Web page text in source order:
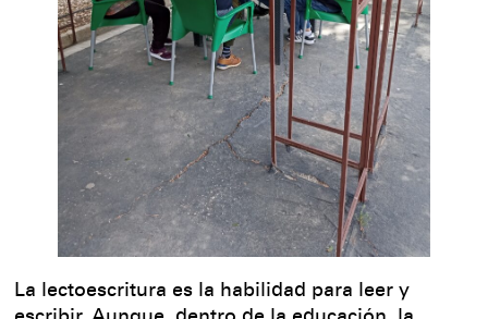
La lectoescritura es la habilidad para leer y